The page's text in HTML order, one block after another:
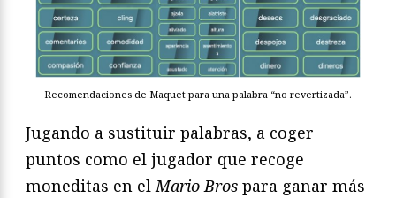
Recomendaciones de Maquet para una palabra “no revertizada”.
Jugando a sustituir palabras, a coger
puntos como el jugador que recoge
moneditas en elMario Bros para ganar más